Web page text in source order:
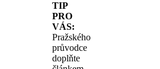
TIP
PRO
VÁS:
Pražského
průvodce
doplňte